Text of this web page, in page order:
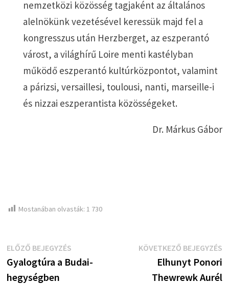
nemzetközi közösség tagjaként az általános
alelnökünk vezetésével keressük majd fel a
kongresszus után Herzberget, az eszperantó
várost, a világhírű Loire menti kastélyban
működő eszperantó kultúrközpontot, valamint
a párizsi, versaillesi, toulousi, nanti, marseille-i
és nizzai eszperantista közösségeket.
Dr. Márkus Gábor
Mostanában olvasták: 1 730
Bejegyzés
navigáció
ELŐZŐ BEJEGYZÉSElőző
bejegyzés:
Gyalogtúra a Budai-
hegységben
KÖVETKEZŐ BEJEGYZÉS
Elhunyt Ponori
Thewrewk Aurél